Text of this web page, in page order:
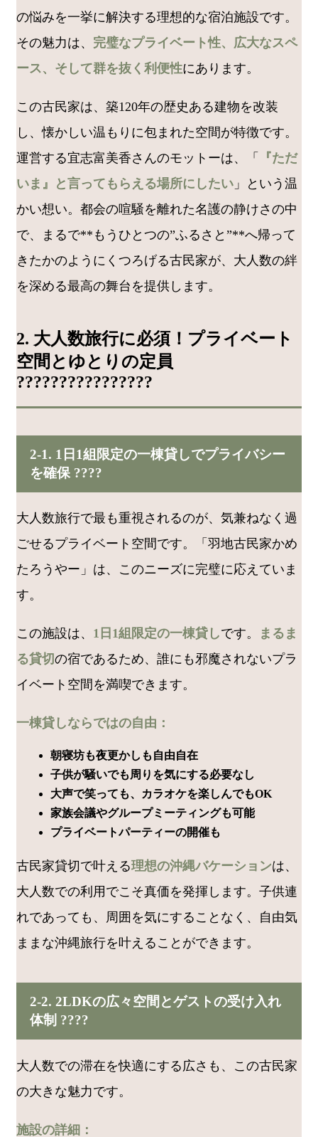
の悩みを一挙に解決する理想的な宿泊施設です。
その魅力は、 完璧なプライベート性、広大なスペ
ース、そして群を抜く利便性にあります。
この古民家は、築120年の歴史ある建物を改装
し、懐かしい温もりに包まれた空間が特徴です。
運営する宜志富美香さんのモットーは、「
『ただ
いま』と言ってもらえる場所にしたい 」という温
かい想い。都会の喧騒を離れた名護の静けさの中
で、まるで**もうひとつの”ふるさと”**へ帰って
きたかのようにくつろげる古民家が、大人数の絆
を深める最高の舞台を提供します。
2. 大人数旅行に必須！プライベート
空間とゆとりの定員
????‍????‍????‍????
2-1. 1日1組限定の一棟貸しでプライバシー
を確保 ????
大人数旅行で最も重視されるのが、気兼ねなく過
ごせるプライベート空間です。「羽地古民家かめ
たろうやー」は、このニーズに完璧に応えていま
す。
この施設は、 1日1組限定の一棟貸しです。
まるま
る貸切の宿であるため、誰にも邪魔されないプラ
イベート空間を満喫できます。
一棟貸しならではの自由：
朝寝坊も夜更かしも自由自在
子供が騒いでも周りを気にする必要なし
大声で笑っても、カラオケを楽しんでもOK
家族会議やグループミーティングも可能
プライベートパーティーの開催も
古民家貸切で叶える理想の沖縄バケーションは、
大人数での利用でこそ真価を発揮します。子供連
れであっても、周囲を気にすることなく、自由気
ままな沖縄旅行を叶えることができます。
2-2. 2LDKの広々空間とゲストの受け入れ
体制 ????
大人数での滞在を快適にする広さも、この古民家
の大きな魅力です。
施設の詳細：